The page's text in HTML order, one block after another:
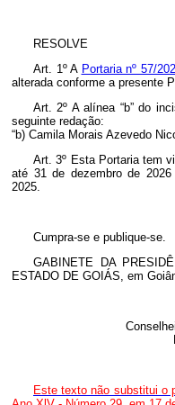
RESOLVE
Art. 1º A Portaria nº 57/
alterada conforme a presente
Art. 2º A alínea “b” do
seguinte redação:
“b) Camila Morais Azevedo
Art. 3º Esta Portaria tem
até 31 de dezembro de
2025.
Cumpra-se e publique-se.
GABINETE DA
ESTADO DE GOIÁS, em
Este texto não substitui o